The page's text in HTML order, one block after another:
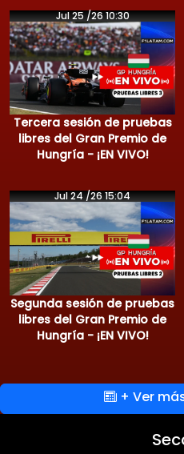
Jul 25 /26 10:30
Tercera sesión de pruebas
libres del Gran Premio de
Hungría - ¡EN VIVO!
Jul 24 /26 15:04
Segunda sesión de pruebas
libres del Gran Premio de
Hungría - ¡EN VIVO!
+ Ver